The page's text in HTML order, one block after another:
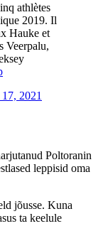
athlètes
2019. Il
Hauke et
Veerpalu,
2021
Poltoranin
leppisid oma
jõusse. Kuna
ta keelule